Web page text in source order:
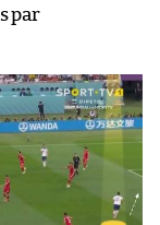
par